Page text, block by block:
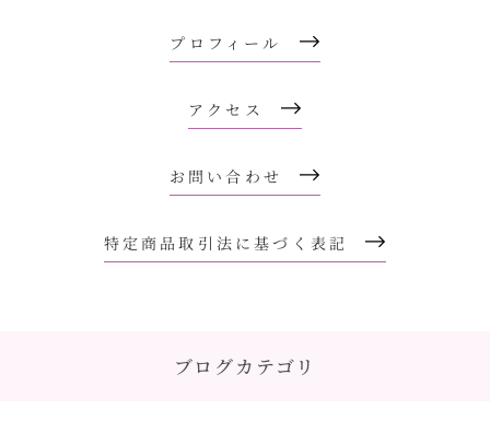
プロフィール
アクセス
お問い合わせ
特定商品取引法に基づく表記
ブログカテゴリ